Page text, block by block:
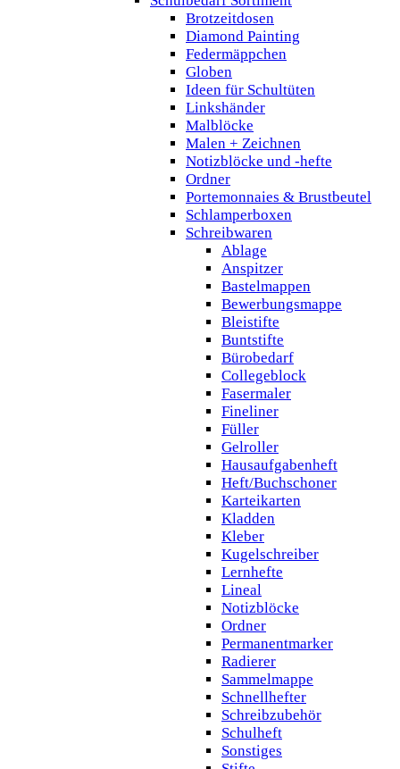
Brotzeitdosen
Diamond Painting
Federmäppchen
Globen
Ideen für Schultüten
Linkshänder
Malblöcke
Malen + Zeichnen
Notizblöcke und -hefte
Ordner
Portemonnaies & Brustbeutel
Schlamperboxen
Schreibwaren
Ablage
Anspitzer
Bastelmappen
Bewerbungsmappe
Bleistifte
Buntstifte
Bürobedarf
Collegeblock
Fasermaler
Fineliner
Füller
Gelroller
Hausaufgabenheft
Heft/Buchschoner
Karteikarten
Kladden
Kleber
Kugelschreiber
Lernhefte
Lineal
Notizblöcke
Ordner
Permanentmarker
Radierer
Sammelmappe
Schnellhefter
Schreibzubehör
Schulheft
Sonstiges